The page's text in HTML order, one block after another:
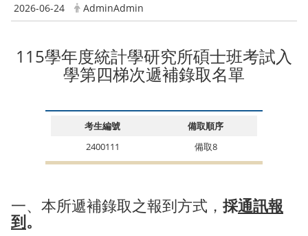
2026-06-24 AdminAdmin
115學年度統計學研究所碩士班考試入
學第四梯次遞補錄取名單
考生編號
備取順序
2400111
備取8
一、本所遞補錄取之報到方式， 採通訊報
到。